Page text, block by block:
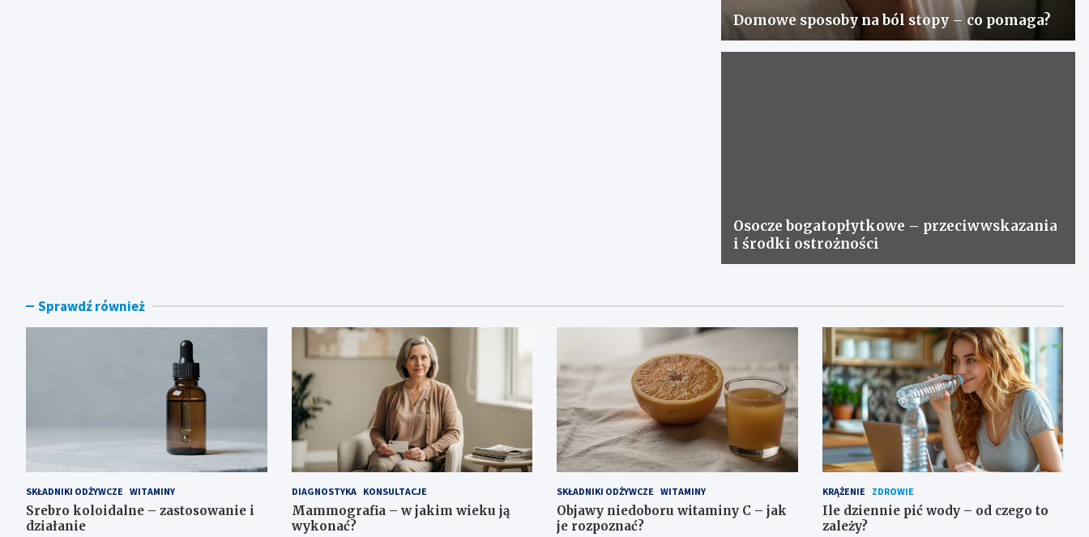
Domowe sposoby na ból stopy – co pomaga?
Osocze bogatopłytkowe – przeciwwskazania
i środki ostrożności
Sprawdź również
SKŁADNIKI ODŻYWCZE WITAMINY
Srebro koloidalne – zastosowanie i
działanie
DIAGNOSTYKA KONSULTACJE
Mammografia – w jakim wieku ją
wykonać?
SKŁADNIKI ODŻYWCZE WITAMINY
Objawy niedoboru witaminy C – jak
je rozpoznać?
KRĄŻENIE ZDROWIE
Ile dziennie pić wody – od czego to
zależy?